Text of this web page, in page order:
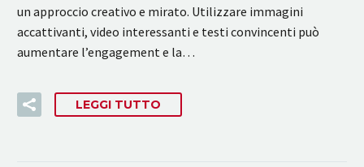
un approccio creativo e mirato. Utilizzare immagini
accattivanti, video interessanti e testi convincenti può
aumentare l’engagement e la…
LEGGI TUTTO